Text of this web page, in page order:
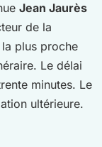
Jean Jaurès
de la
plus proche
Le délai
minutes. Le
ultérieure.